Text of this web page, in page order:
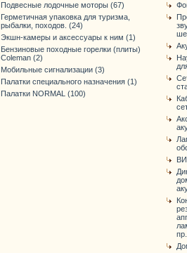
Подвесные лодочные моторы (67)
Герметичная упаковка для туризма,
рыбалки, походов. (24)
Экшн-камеры и аксессуары к ним (1)
Бензиновые походные горелки (плиты)
Coleman (2)
Мобильные сигнализации (3)
Палатки специального назначения (1)
Палатки NORMAL (100)